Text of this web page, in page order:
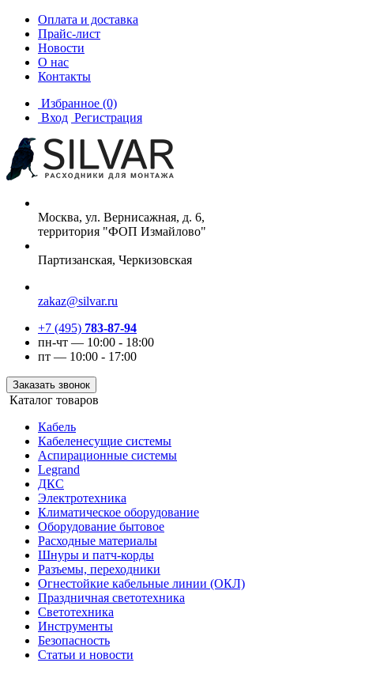
Оплата и доставка
Прайс-лист
Новости
О нас
Контакты
Избранное (0)
Вход Регистрация
Москва, ул. Вернисажная, д. 6,
территория "ФОП Измайлово"
Партизанская, Черкизовская
zakaz@silvar.ru
+7 (495) 783-87-94
пн-чт — 10:00 - 18:00
пт — 10:00 - 17:00
Заказать звонок
Каталог товаров
Кабель
Кабеленесущие системы
Аспирационные системы
Legrand
ДКС
Электротехника
Климатическое оборудование
Оборудование бытовое
Расходные материалы
Шнуры и патч-корды
Разъемы, переходники
Огнестойкие кабельные линии (ОКЛ)
Праздничная светотехника
Светотехника
Инструменты
Безопасность
Статьи и новости